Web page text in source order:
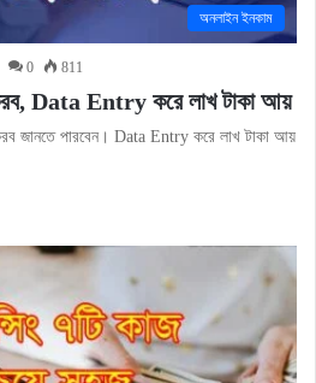
অনলাইন ইনকাম
0 811
করব, Data Entry করে লাখ টাকা আয়
করব জানতে পারবেন। Data Entry করে লাখ টাকা আয়